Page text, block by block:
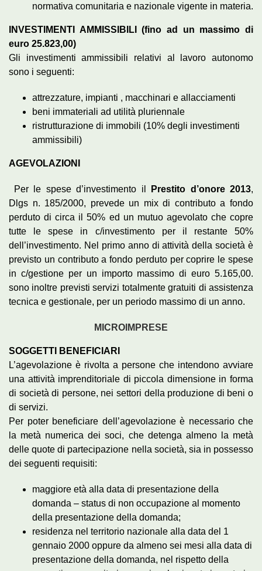
normativa comunitaria e nazionale vigente in materia.
INVESTIMENTI AMMISSIBILI (fino ad un massimo di
euro 25.823,00)
Gli investimenti ammissibili relativi al lavoro autonomo
sono i seguenti:
attrezzature, impianti , macchinari e allacciamenti
beni immateriali ad utilità pluriennale
ristrutturazione di immobili (10% degli investimenti
ammissibili)
AGEVOLAZIONI
Per le spese d’investimento il Prestito d’onore 2013,
Dlgs n. 185/2000, prevede un mix di contributo a fondo
perduto di circa il 50% ed un mutuo agevolato che copre
tutte le spese in c/investimento per il restante 50%
dell’investimento. Nel primo anno di attività della società è
previsto un contributo a fondo perduto per coprire le spese
in c/gestione per un importo massimo di euro 5.165,00.
sono inoltre previsti servizi totalmente gratuiti di assistenza
tecnica e gestionale, per un periodo massimo di un anno.
MICROIMPRESE
SOGGETTI BENEFICIARI
L’agevolazione è rivolta a persone che intendono avviare
una attività imprenditoriale di piccola dimensione in forma
di società di persone, nei settori della produzione di beni o
di servizi.
Per poter beneficiare dell’agevolazione è necessario che
la metà numerica dei soci, che detenga almeno la metà
delle quote di partecipazione nella società, sia in possesso
dei seguenti requisiti:
maggiore età alla data di presentazione della
domanda – status di non occupazione al momento
della presentazione della domanda;
residenza nel territorio nazionale alla data del 1
gennaio 2000 oppure da almeno sei mesi alla data di
presentazione della domanda, nel rispetto della